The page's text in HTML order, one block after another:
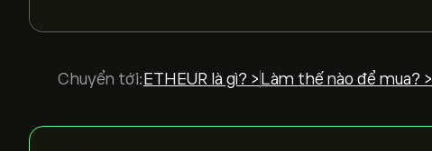
Chuyển tới: ETHEUR là gì? > Làm thế nào để mua? >